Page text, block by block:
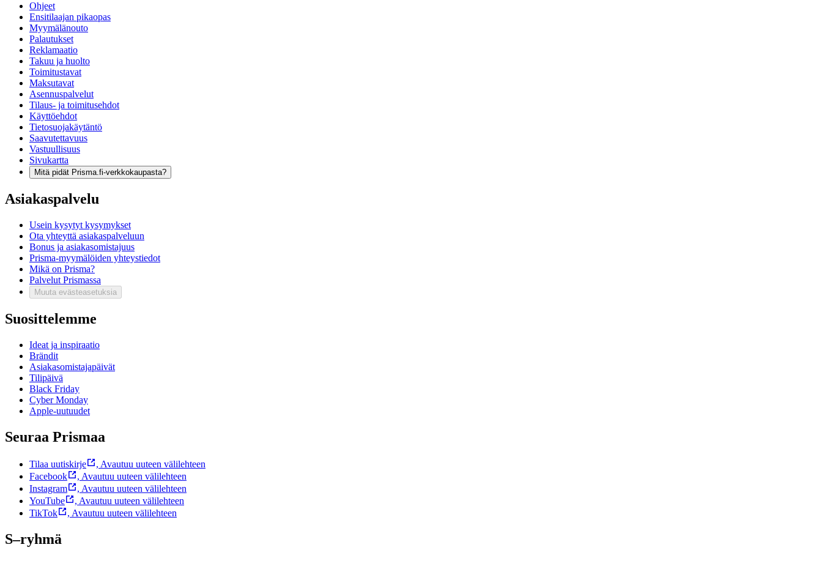
Ohjeet
Ensitilaajan pikaopas
Myymälänouto
Palautukset
Reklamaatio
Takuu ja huolto
Toimitustavat
Maksutavat
Asennuspalvelut
Tilaus- ja toimitusehdot
Käyttöehdot
Tietosuojakäytäntö
Saavutettavuus
Vastuullisuus
Sivukartta
Mitä pidät Prisma.fi-verkkokaupasta?
Asiakaspalvelu
Usein kysytyt kysymykset
Ota yhteyttä asiakaspalveluun
Bonus ja asiakasomistajuus
Prisma-myymälöiden yhteystiedot
Mikä on Prisma?
Palvelut Prismassa
Muuta evästeasetuksia
Suosittelemme
Ideat ja inspiraatio
Brändit
Asiakasomistajapäivät
Tilipäivä
Black Friday
Cyber Monday
Apple-uutuudet
Seuraa Prismaa
Tilaa uutiskirje , Avautuu uuteen välilehteen
Facebook
, Avautuu uuteen välilehteen
Instagram
, Avautuu uuteen välilehteen
YouTube
, Avautuu uuteen välilehteen
TikTok
, Avautuu uuteen välilehteen
S–ryhmä